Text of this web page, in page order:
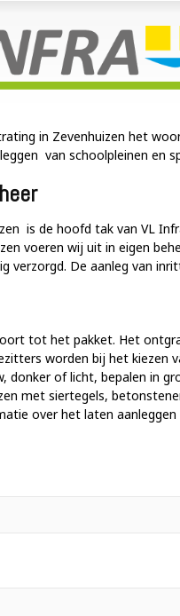
in Zevenhuizen het
van schoolpleinen en
is de hoofd tak van VL
voeren wij uit in eigen
verzorgd. De aanleg van
tot het pakket. Het
worden bij het
donker of licht, bepalen in
met siertegels,
over het laten